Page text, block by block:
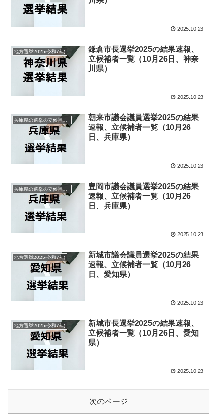
2025.10.23
地方選挙2025(令和7年)
鎌倉市長選挙2025の結果速報、
立候補者一覧（10月26日、神奈
川県）
2025.10.23
兵庫県の選挙の立候補者と結果速報一覧
朝来市議会議員選挙2025の結果
速報、立候補者一覧（10月26
日、兵庫県）
2025.10.23
兵庫県の選挙の立候補者と結果速報一覧
豊岡市議会議員選挙2025の結果
速報、立候補者一覧（10月26
日、兵庫県）
2025.10.23
地方選挙2025(令和7年)
新城市議会議員選挙2025の結果
速報、立候補者一覧（10月26
日、愛知県）
2025.10.23
地方選挙2025(令和7年)
新城市長選挙2025の結果速報、
立候補者一覧（10月26日、愛知
県）
2025.10.23
次のページ